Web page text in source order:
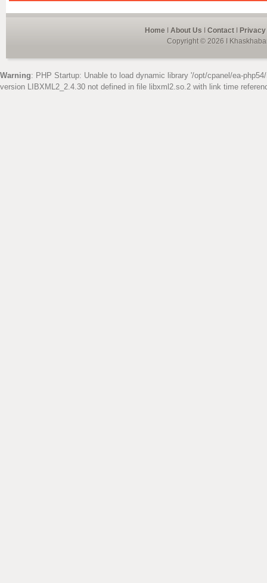
Home About Us Contact
Copyright © 2026 I
Warning: PHP Startup: Unable to load dynamic library '/opt/cpanel/ea-
version LIBXML2_2.4.30 not defined in file libxml2.so.2 with link time